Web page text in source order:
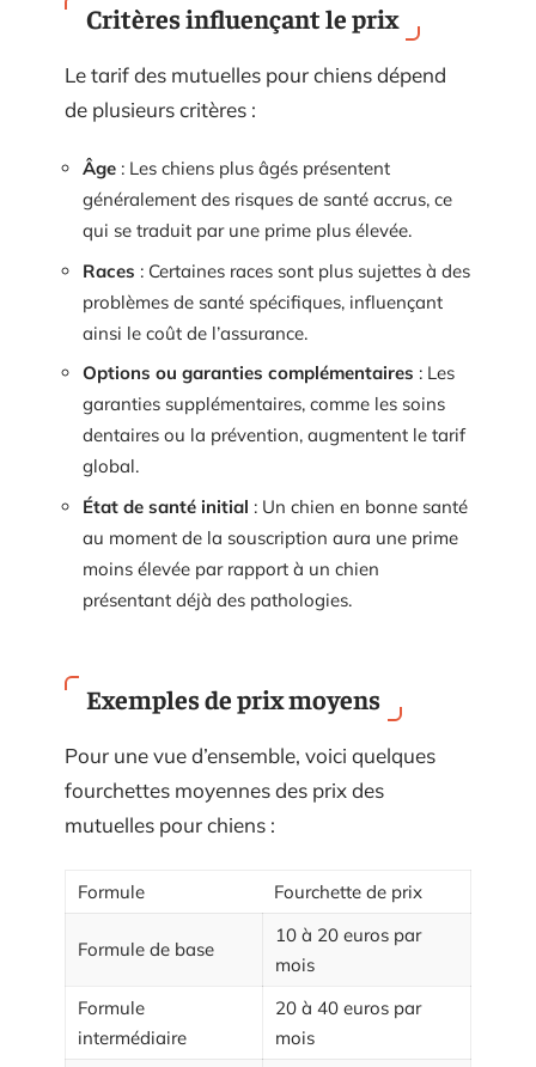
Critères influençant le prix
Le tarif des mutuelles pour chiens dépend
de plusieurs critères :
Âge : Les chiens plus âgés présentent
généralement des risques de santé accrus, ce
qui se traduit par une prime plus élevée.
Races : Certaines races sont plus sujettes à des
problèmes de santé spécifiques, influençant
ainsi le coût de l’assurance.
Options ou garanties complémentaires : Les
garanties supplémentaires, comme les soins
dentaires ou la prévention, augmentent le tarif
global.
État de santé initial : Un chien en bonne santé
au moment de la souscription aura une prime
moins élevée par rapport à un chien
présentant déjà des pathologies.
Exemples de prix moyens
Pour une vue d’ensemble, voici quelques
fourchettes moyennes des prix des
mutuelles pour chiens :
Formule Fourchette de prix
Formule de base
10 à 20 euros par
mois
Formule
intermédiaire
20 à 40 euros par
mois